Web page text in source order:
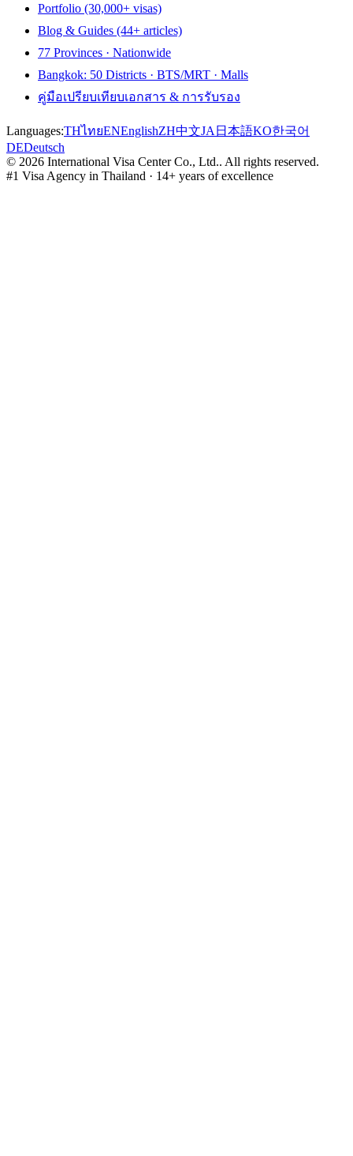
Portfolio (30,000+ visas)
Blog & Guides (44+ articles)
77 Provinces · Nationwide
Bangkok: 50 Districts · BTS/MRT · Malls
คู่มือเปรียบเทียบเอกสาร & การรับรอง
Languages:THไทยENEnglishZH中文JA 日本語KO한국어
DEDeutsch
© 2026 International Visa Center Co., Ltd.. All rights reserved.
#1 Visa Agency in Thailand · 14+ years of excellence